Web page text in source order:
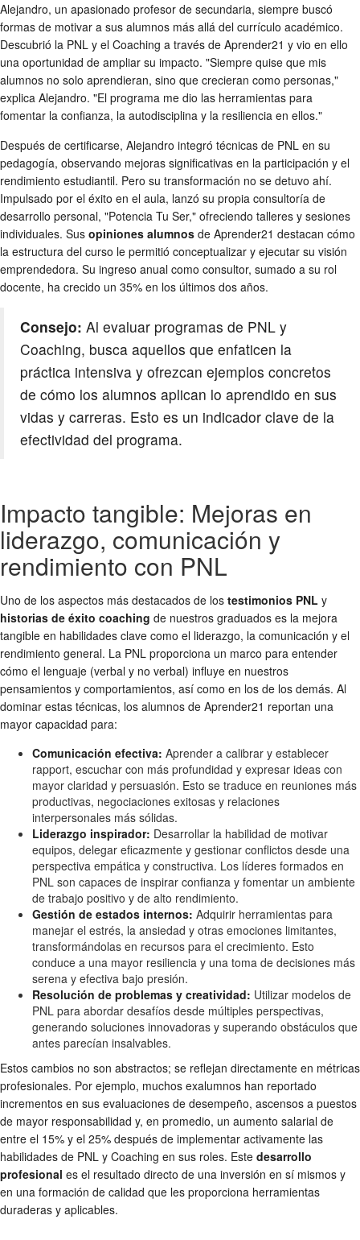
Alejandro, un apasionado profesor de secundaria, siempre buscó
formas de motivar a sus alumnos más allá del currículo académico.
Descubrió la PNL y el Coaching a través de Aprender21 y vio en ello
una oportunidad de ampliar su impacto. "Siempre quise que mis
alumnos no solo aprendieran, sino que crecieran como personas,"
explica Alejandro. "El programa me dio las herramientas para
fomentar la confianza, la autodisciplina y la resiliencia en ellos."
Después de certificarse, Alejandro integró técnicas de PNL en su
pedagogía, observando mejoras significativas en la participación y el
rendimiento estudiantil. Pero su transformación no se detuvo ahí.
Impulsado por el éxito en el aula, lanzó su propia consultoría de
desarrollo personal, "Potencia Tu Ser," ofreciendo talleres y sesiones
individuales. Sus opiniones alumnos de Aprender21 destacan cómo
la estructura del curso le permitió conceptualizar y ejecutar su visión
emprendedora. Su ingreso anual como consultor, sumado a su rol
docente, ha crecido un 35% en los últimos dos años.
Consejo: Al evaluar programas de PNL y
Coaching, busca aquellos que enfaticen la
práctica intensiva y ofrezcan ejemplos concretos
de cómo los alumnos aplican lo aprendido en sus
vidas y carreras. Esto es un indicador clave de la
efectividad del programa.
Impacto tangible: Mejoras en
liderazgo, comunicación y
rendimiento con PNL
Uno de los aspectos más destacados de los testimonios PNL y
historias de éxito coaching de nuestros graduados es la mejora
tangible en habilidades clave como el liderazgo, la comunicación y el
rendimiento general. La PNL proporciona un marco para entender
cómo el lenguaje (verbal y no verbal) influye en nuestros
pensamientos y comportamientos, así como en los de los demás. Al
dominar estas técnicas, los alumnos de Aprender21 reportan una
mayor capacidad para:
Comunicación efectiva: Aprender a calibrar y establecer
rapport, escuchar con más profundidad y expresar ideas con
mayor claridad y persuasión. Esto se traduce en reuniones más
productivas, negociaciones exitosas y relaciones
interpersonales más sólidas.
Liderazgo inspirador: Desarrollar la habilidad de motivar
equipos, delegar eficazmente y gestionar conflictos desde una
perspectiva empática y constructiva. Los líderes formados en
PNL son capaces de inspirar confianza y fomentar un ambiente
de trabajo positivo y de alto rendimiento.
Gestión de estados internos: Adquirir herramientas para
manejar el estrés, la ansiedad y otras emociones limitantes,
transformándolas en recursos para el crecimiento. Esto
conduce a una mayor resiliencia y una toma de decisiones más
serena y efectiva bajo presión.
Resolución de problemas y creatividad: Utilizar modelos de
PNL para abordar desafíos desde múltiples perspectivas,
generando soluciones innovadoras y superando obstáculos que
antes parecían insalvables.
Estos cambios no son abstractos; se reflejan directamente en métricas
profesionales. Por ejemplo, muchos exalumnos han reportado
incrementos en sus evaluaciones de desempeño, ascensos a puestos
de mayor responsabilidad y, en promedio, un aumento salarial de
entre el 15% y el 25% después de implementar activamente las
habilidades de PNL y Coaching en sus roles. Este desarrollo
profesional es el resultado directo de una inversión en sí mismos y
en una formación de calidad que les proporciona herramientas
duraderas y aplicables.